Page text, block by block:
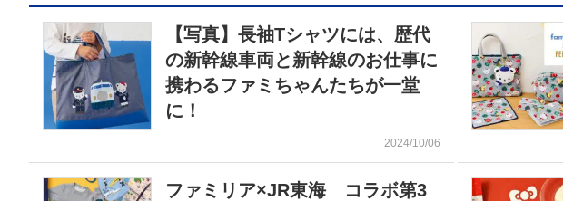
【写真】長袖Tシャツには、歴代
の新幹線車両と新幹線のお仕事に
携わるファミちゃんたちが一堂
に！
2024/10/06
ファミリア×JR東海 コラボ第3